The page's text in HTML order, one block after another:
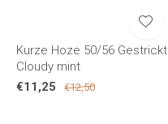
Kurze Hoze 50/56 Gestrickt
Cloudy mint
€11,25
€12,50